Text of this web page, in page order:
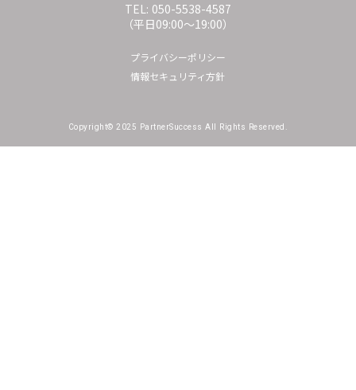
TEL: 050-5538-4587
（平日09:00〜19:00）
プライバシーポリシー
情報セキュリティ方針
Copyright© 2025 PartnerSuccess All Rights Reserved.